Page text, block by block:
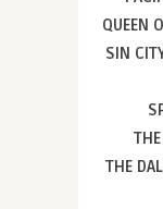
QUEEN
SIN
THE